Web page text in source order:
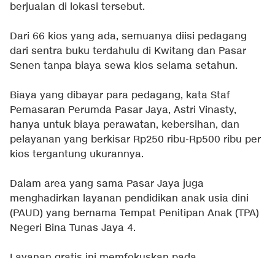
berjualan di lokasi tersebut.
Dari 66 kios yang ada, semuanya diisi pedagang
dari sentra buku terdahulu di Kwitang dan Pasar
Senen tanpa biaya sewa kios selama setahun.
Biaya yang dibayar para pedagang, kata Staf
Pemasaran Perumda Pasar Jaya, Astri Vinasty,
hanya untuk biaya perawatan, kebersihan, dan
pelayanan yang berkisar Rp250 ribu-Rp500 ribu per
kios tergantung ukurannya.
Dalam area yang sama Pasar Jaya juga
menghadirkan layanan pendidikan anak usia dini
(PAUD) yang bernama Tempat Penitipan Anak (TPA)
Negeri Bina Tunas Jaya 4.